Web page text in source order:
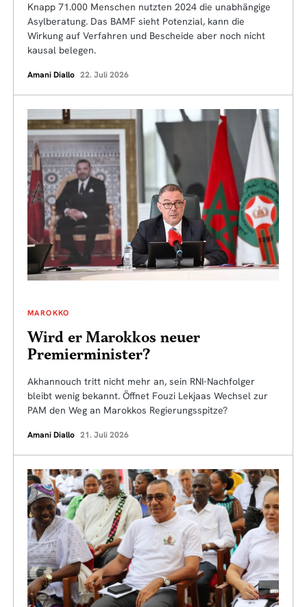
Knapp 71.000 Menschen nutzten 2024 die unabhängige
Asylberatung. Das BAMF sieht Potenzial, kann die
Wirkung auf Verfahren und Bescheide aber noch nicht
kausal belegen.
Amani Diallo 22. Juli 2026
MAROKKO
Wird er Marokkos neuer
Premierminister?
Akhannouch tritt nicht mehr an, sein RNI-Nachfolger
bleibt wenig bekannt. Öffnet Fouzi Lekjaas Wechsel zur
PAM den Weg an Marokkos Regierungsspitze?
Amani Diallo 21. Juli 2026